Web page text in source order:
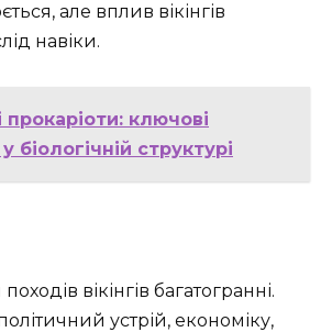
але вплив вікінгів
навіки.
прокаріоти: ключові
біологічній структурі
вікінгів багатогранні.
устрій, економіку,